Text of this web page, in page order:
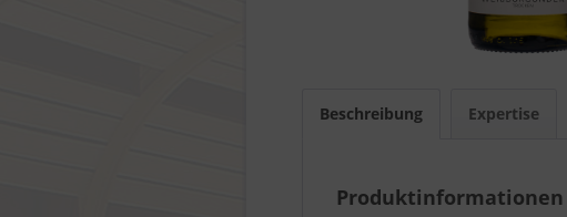
Beschreibung Expertise
Produktinformationen